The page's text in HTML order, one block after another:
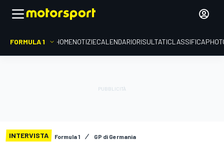
FORMULA 1 HOMENOTIZIECALENDARIORISULTATICLASSIFICA
INTERVISTA Formula 1 GP di Germania